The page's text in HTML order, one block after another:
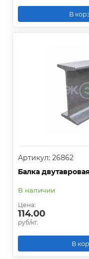
В
Артикул: 26862
Балка
В наличии
Цена:
114.00
руб/кг.
В